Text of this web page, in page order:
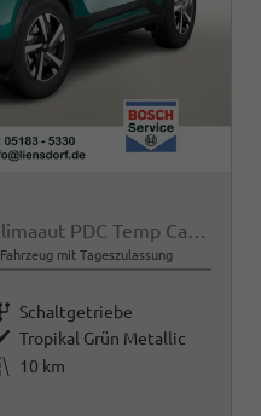
Edition WinterP SHZ LHZ Klimaaut PDC Temp CarPlay
Fahrzeug mit Tageszulassung
Getriebe Schaltgetriebe
Außenfarbe Tropikal Grün Metallic
Kilometerstand
10 km